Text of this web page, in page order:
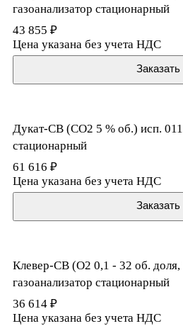
газоанализатор стационарный
43 855 ₽
Цена указана без учета НДС
Заказать
Дукат-СВ (CO2 5 % об.) исп. 011
стационарный
61 616 ₽
Цена указана без учета НДС
Заказать
Клевер-СВ (O2 0,1 - 32 об. доля,
газоанализатор стационарный
36 614 ₽
Цена указана без учета НДС